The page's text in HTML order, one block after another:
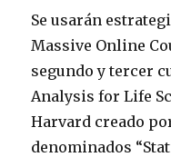
Se usarán
Massive Online
segundo y tercer
Analysis for Life
Harvard creado
denominados